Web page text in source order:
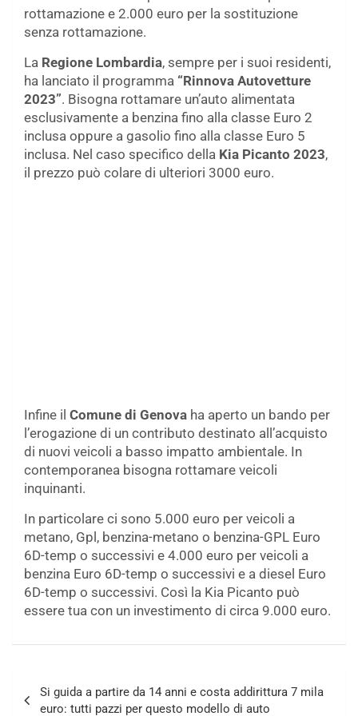
rottamazione e 2.000 euro per la sostituzione
senza rottamazione.
La Regione Lombardia, sempre per i suoi residenti,
ha lanciato il programma “Rinnova Autovetture
2023”. Bisogna rottamare un’auto alimentata
esclusivamente a benzina fino alla classe Euro 2
inclusa oppure a gasolio fino alla classe Euro 5
inclusa. Nel caso specifico della Kia Picanto 2023,
il prezzo può colare di ulteriori 3000 euro.
Infine il Comune di Genova ha aperto un bando per
l’erogazione di un contributo destinato all’acquisto
di nuovi veicoli a basso impatto ambientale. In
contemporanea bisogna rottamare veicoli
inquinanti.
In particolare ci sono 5.000 euro per veicoli a
metano, Gpl, benzina-metano o benzina-GPL Euro
6D-temp o successivi e 4.000 euro per veicoli a
benzina Euro 6D-temp o successivi e a diesel Euro
6D-temp o successivi. Così la Kia Picanto può
essere tua con un investimento di circa 9.000 euro.
articoli
Si guida a partire da 14 anni e costa addirittura 7 mila
euro: tutti pazzi per questo modello di auto